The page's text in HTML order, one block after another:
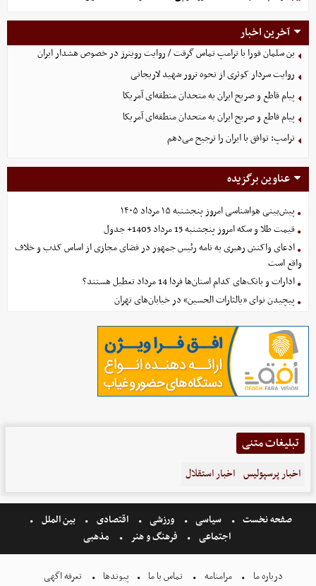
آخرین اخبار
بن سلمان فورا با ترامپ تماس گرفت / روایت رویترز در خصوص هشدار ایران
روایت سردار کوثری از نحوه ترور شهید لاریجانی
پیام قاطع و صریح ایران به متحدان منطقه‌ای آمریکا
پیام قاطع و صریح ایران به متحدان منطقه‌ای آمریکا
ترامپ: توافق با ایران را ترجیح می‌دهم
عناوین برگزیده
پیش‌بینی هواشناسی امروز پنجشنبه ۱۵ مرداد ۱۴۰۵
قیمت طلا و سکه امروز پنجشنبه 15 مرداد 1405+ جدول
ادعای واکنش رهبری به نامه رئیس جمهور در فضای مجازی از اساس کذب و خلاف
واقع است
ادارات و بانک‌های کدام استان‌ها فردا 14 مرداد تعطیل هستند؟
پیچیدن نوای «یالثارات الحسین» در خیابان‌های تهران
تبلیغات متنی
اخبار پرسپولیس اخبار استقلال
صفحه نخست سیاسی ورزشی اقتصادی
بین الملل
اجتماعی
فرهنگ و هنر مذهبی
درباره ما مرامنامه تماس با ما پیوندها تعرفه اگهی